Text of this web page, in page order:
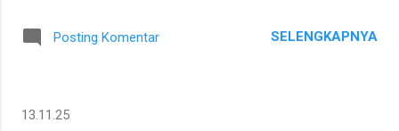
Posting Komentar SELENGKAPNYA
13.11.25